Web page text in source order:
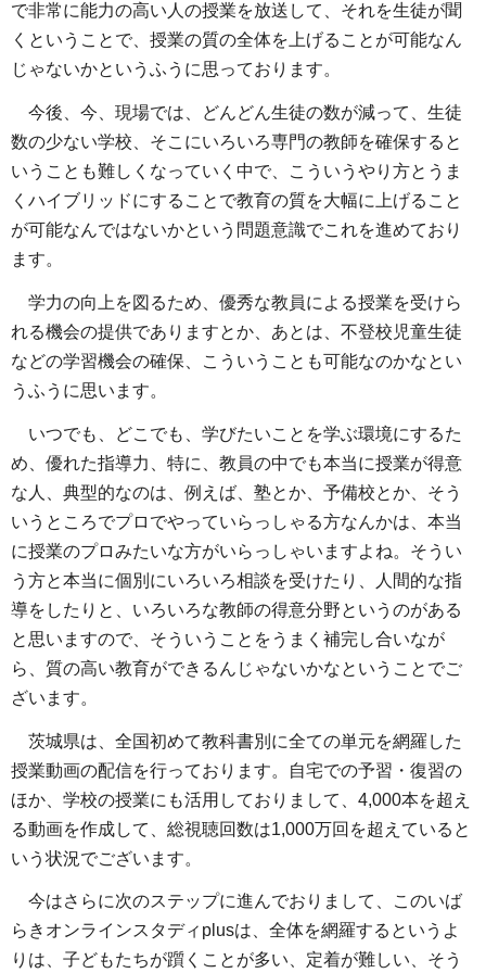
で非常に能力の高い人の授業を放送して、それを生徒が聞
くということで、授業の質の全体を上げることが可能なん
じゃないかというふうに思っております。
今後、今、現場では、どんどん生徒の数が減って、生徒
数の少ない学校、そこにいろいろ専門の教師を確保すると
いうことも難しくなっていく中で、こういうやり方とうま
くハイブリッドにすることで教育の質を大幅に上げること
が可能なんではないかという問題意識でこれを進めており
ます。
学力の向上を図るため、優秀な教員による授業を受けら
れる機会の提供でありますとか、あとは、不登校児童生徒
などの学習機会の確保、こういうことも可能なのかなとい
うふうに思います。
いつでも、どこでも、学びたいことを学ぶ環境にするた
め、優れた指導力、特に、教員の中でも本当に授業が得意
な人、典型的なのは、例えば、塾とか、予備校とか、そう
いうところでプロでやっていらっしゃる方なんかは、本当
に授業のプロみたいな方がいらっしゃいますよね。そうい
う方と本当に個別にいろいろ相談を受けたり、人間的な指
導をしたりと、いろいろな教師の得意分野というのがある
と思いますので、そういうことをうまく補完し合いなが
ら、質の高い教育ができるんじゃないかなということでご
ざいます。
茨城県は、全国初めて教科書別に全ての単元を網羅した
授業動画の配信を行っております。自宅での予習・復習の
ほか、学校の授業にも活用しておりまして、4,000本を超え
る動画を作成して、総視聴回数は1,000万回を超えていると
いう状況でございます。
今はさらに次のステップに進んでおりまして、このいば
らきオンラインスタディplusは、全体を網羅するというよ
りは、子どもたちが躓くことが多い、定着が難しい、そう